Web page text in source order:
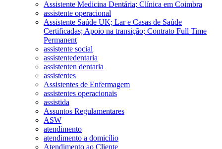
Assistente Medicina Dentária; Clínica em Coimbra
assistente operacional
Assistente Saúde UK; Lar e Casas de Saúde
Certificadas; Apoio na transição; Contrato Full Time
Permanent
assistente social
assistentedentaria
assistenten dentaria
assistentes
Assistentes de Enfermagem
assistentes operacionais
assistida
Assuntos Regulamentares
ASW
atendimento
atendimento a domicílio
Atendimento ao Cliente